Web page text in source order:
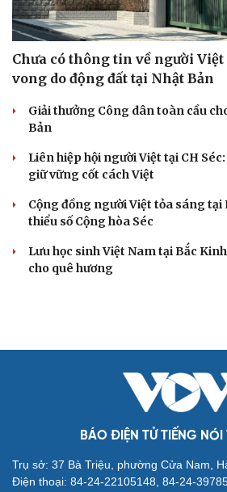
Cải chính
KIỀU BÀO
Chưa có thông tin về người Việt
vong do động đất tại Nhật Bản
Cộng đồng người Việt tỏa sáng tại
thiểu số Cộng hòa Séc
Lưu học sinh Việt Nam tại Bắc